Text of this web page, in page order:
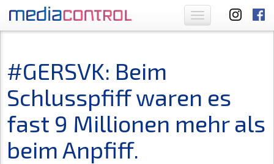
Toggle
navigation
#GERSVK: Beim
Schlusspfiff waren es
fast 9 Millionen mehr als
beim Anpfiff.